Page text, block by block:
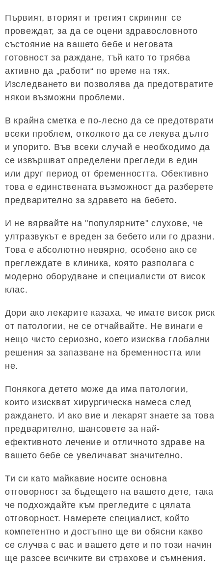
Първият, вторият и третият скрининг се
провеждат, за да се оцени здравословното
състояние на вашето бебе и неговата
готовност за раждане, тъй като то трябва
активно да „работи“ по време на тях.
Изследването ви позволява да предотвратите
някои възможни проблеми.
В крайна сметка е по-лесно да се предотврати
всеки проблем, отколкото да се лекува дълго
и упорито. Във всеки случай е необходимо да
се извършват определени прегледи в един
или друг период от бременността. Обективно
това е единствената възможност да разберете
предварително за здравето на бебето.
И не вярвайте на "популярните" слухове, че
ултразвукът е вреден за бебето или го дразни.
Това е абсолютно невярно, особено ако се
преглеждате в клиника, която разполага с
модерно оборудване и специалисти от висок
клас.
Дори ако лекарите казаха, че имате висок риск
от патологии, не се отчайвайте. Не винаги е
нещо чисто сериозно, което изисква глобални
решения за запазване на бременността или
не.
Понякога детето може да има патологии,
които изискват хирургическа намеса след
раждането. И ако вие и лекарят знаете за това
предварително, шансовете за най-
ефективното лечение и отличното здраве на
вашето бебе се увеличават значително.
Ти си като майкавие носите основна
отговорност за бъдещето на вашето дете, така
че подхождайте към прегледите с цялата
отговорност. Намерете специалист, който
компетентно и достъпно ще ви обясни какво
се случва с вас и вашето дете и по този начин
ще разсее всичките ви страхове и съмнения.